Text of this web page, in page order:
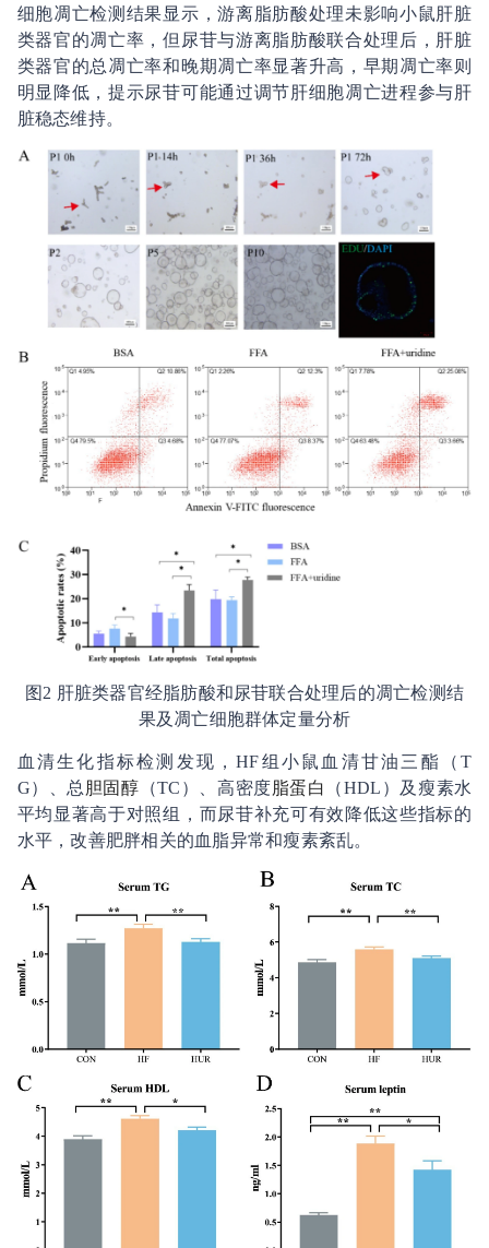
细胞凋亡检测结果显示，游离脂肪酸处理未影响小鼠肝脏
类器官的凋亡率，但尿苷与游离脂肪酸联合处理后，肝脏
类器官的总凋亡率和晚期凋亡率显著升高，早期凋亡率则
明显降低，提示尿苷可能通过调节肝细胞凋亡进程参与肝
脏稳态维持。
图2 肝脏类器官经脂肪酸和尿苷联合处理后的凋亡检测结
果及凋亡细胞群体定量分析
血清生化指标检测发现，HF组小鼠血清甘油三酯（T
G）、总 胆固醇 （TC）、高密度 脂蛋白
（HDL）及瘦素水
平均显著高于对照组，而尿苷补充可有效降低这些指标的
水平，改善肥胖相关的血脂异常和瘦素紊乱。